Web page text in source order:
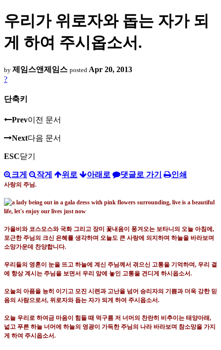
우리가 위로자와 돕는 자가 되
게 하여 주시옵소서.
by 제임스앤제임스 posted Apr 20, 2013
?
단축키
Prev이전 문서
Next다음 문서
ESC닫기
크게 작게 위로 아래로 댓글로 가기 인쇄
사랑의 주님.
가을비와 코스모스와 국화 그리고 장미 꽃내음이 풍겨오는 보타니의 오늘 아침에 ,
포근한 주님의 크신 은혜를 생각하며 오늘도 큰 사랑에 의지하며 하늘을 바라보며
소망가운데 찬양합니다.
우리들의 영혼이 눈을 뜨고 하늘에 계신 주님께서 겪으신 고통을 기억하며, 우리 곁
에 항상 계시는 주님을 보면서 우리 앞에 놓인 고통을 견디게 하시옵소서.
오늘의 아픔을 능히 이기고 모진 시련과 고난을 넘어 승리자의 기쁨과 더욱 강한 믿
음의 사람으로서, 위로자와 돕는 자가 되게 하여 주시옵소서.
오늘 우리로 하여금 마음이 힘들 때 먹구름 저 너머의 찬란히 비추이는 태양아래,
넓고 푸른 하늘 너머에 하늘의 영광이 가득한 주님의 나라 바라보며 참소망을 가지
게 하여 주시옵소서.